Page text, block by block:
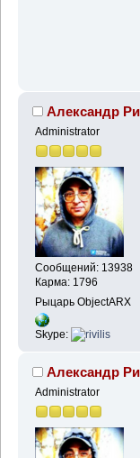
Александр
Administrator
Сообщений: 13938
Карма: 1796
Рыцарь ObjectARX
Skype:
Александр
Administrator